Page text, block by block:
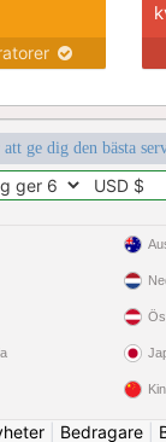
ge dig den bästa
| Bedragare|